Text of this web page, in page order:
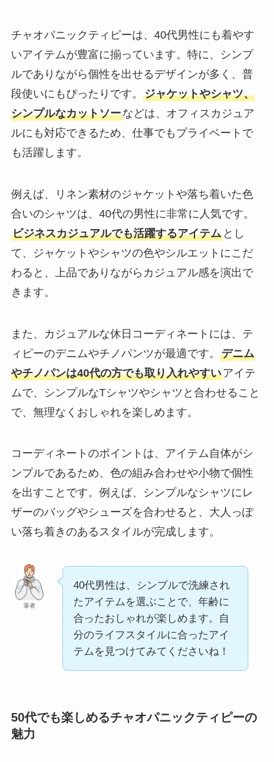
チャオパニックティピーは、40代男性にも着やす
いアイテムが豊富に揃っています。特に、シンプ
ルでありながら個性を出せるデザインが多く、普
段使いにもぴったりです。 ジャケットやシャツ、
シンプルなカットソーなどは、オフィスカジュア
ルにも対応できるため、仕事でもプライベートで
も活躍します。
例えば、リネン素材のジャケットや落ち着いた色
合いのシャツは、40代の男性に非常に人気です。
ビジネスカジュアルでも活躍するアイテムとし
て、ジャケットやシャツの色やシルエットにこだ
わると、上品でありながらカジュアル感を演出で
きます。
また、カジュアルな休日コーディネートには、テ
ィピーのデニムやチノパンツが最適です。 デニム
やチノパンは40代の方でも取り入れやすいアイテ
ムで、シンプルなTシャツやシャツと合わせること
で、無理なくおしゃれを楽しめます。
コーディネートのポイントは、アイテム自体がシ
ンプルであるため、色の組み合わせや小物で個性
を出すことです。例えば、シンプルなシャツにレ
ザーのバッグやシューズを合わせると、大人っぽ
い落ち着きのあるスタイルが完成します。
筆者
40代男性は、シンプルで洗練され
たアイテムを選ぶことで、年齢に
合ったおしゃれが楽しめます。自
分のライフスタイルに合ったアイ
テムを見つけてみてくださいね！
50代でも楽しめるチャオパニックティピーの
魅力